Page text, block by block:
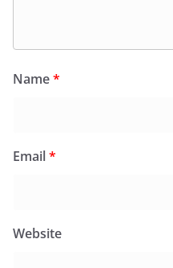
Name*
Email*
Website